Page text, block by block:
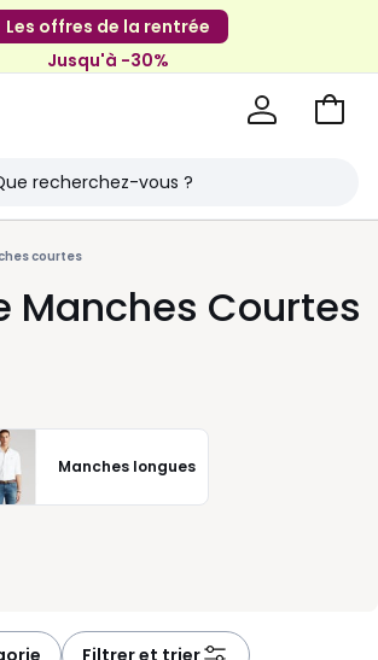
Les offres de la rentrée
Jusqu'à -30%
Aller
courtes
Manches Courtes
Manches longues
Filtrer et trier